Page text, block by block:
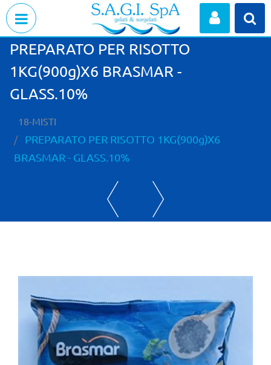
PREPARATO PER RISOTTO
1KG(900g)X6 BRASMAR -
GLASS.10%
18-MISTI
PREPARATO PER RISOTTO 1KG(900g)X6
BRASMAR - GLASS.10%